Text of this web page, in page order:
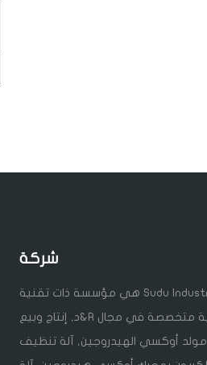
شركة
Sudu Industrial هي مؤسسة ذات تقنية
عالية متخصصة في مجال R&د, إنتاج وبيع
مولد أوكسي الهيدروجين, آلة تنظيف